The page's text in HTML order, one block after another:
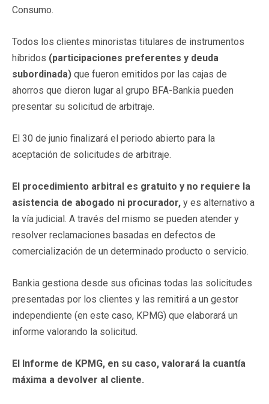
Consumo.
Todos los clientes minoristas titulares de instrumentos
híbridos (participaciones preferentes y deuda
subordinada) que fueron emitidos por las cajas de
ahorros que dieron lugar al grupo BFA-Bankia pueden
presentar su solicitud de arbitraje.
El 30 de junio finalizará el periodo abierto para la
aceptación de solicitudes de arbitraje.
El procedimiento arbitral es gratuito y no requiere la
asistencia de abogado ni procurador, y es alternativo a
la vía judicial. A través del mismo se pueden atender y
resolver reclamaciones basadas en defectos de
comercialización de un determinado producto o servicio.
Bankia gestiona desde sus oficinas todas las solicitudes
presentadas por los clientes y las remitirá a un gestor
independiente (en este caso, KPMG) que elaborará un
informe valorando la solicitud.
El Informe de KPMG, en su caso, valorará la cuantía
máxima a devolver al cliente.